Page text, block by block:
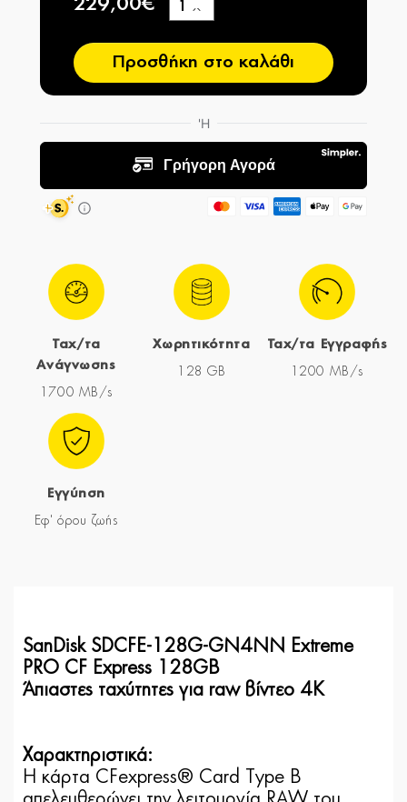
229,00€
−
+
Προσθήκη στο καλάθι
Ταχ/τα
Ανάγνωσης
1700 MB/s
Χωρητικότητα
128 GB
Ταχ/τα Εγγραφής
1200 MB/s
Εγγύηση
Εφ' όρου ζωής
SanDisk SDCFE-128G-GN4NN Extreme
PRO CF Express 128GB
Άπιαστες ταχύτητες για raw βίντεο 4K
Χαρακτηριστικά:
Η κάρτα CFexpress® Card Type B